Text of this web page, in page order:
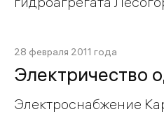
28 февраля 2011 года
Электричество
Электроснабжение